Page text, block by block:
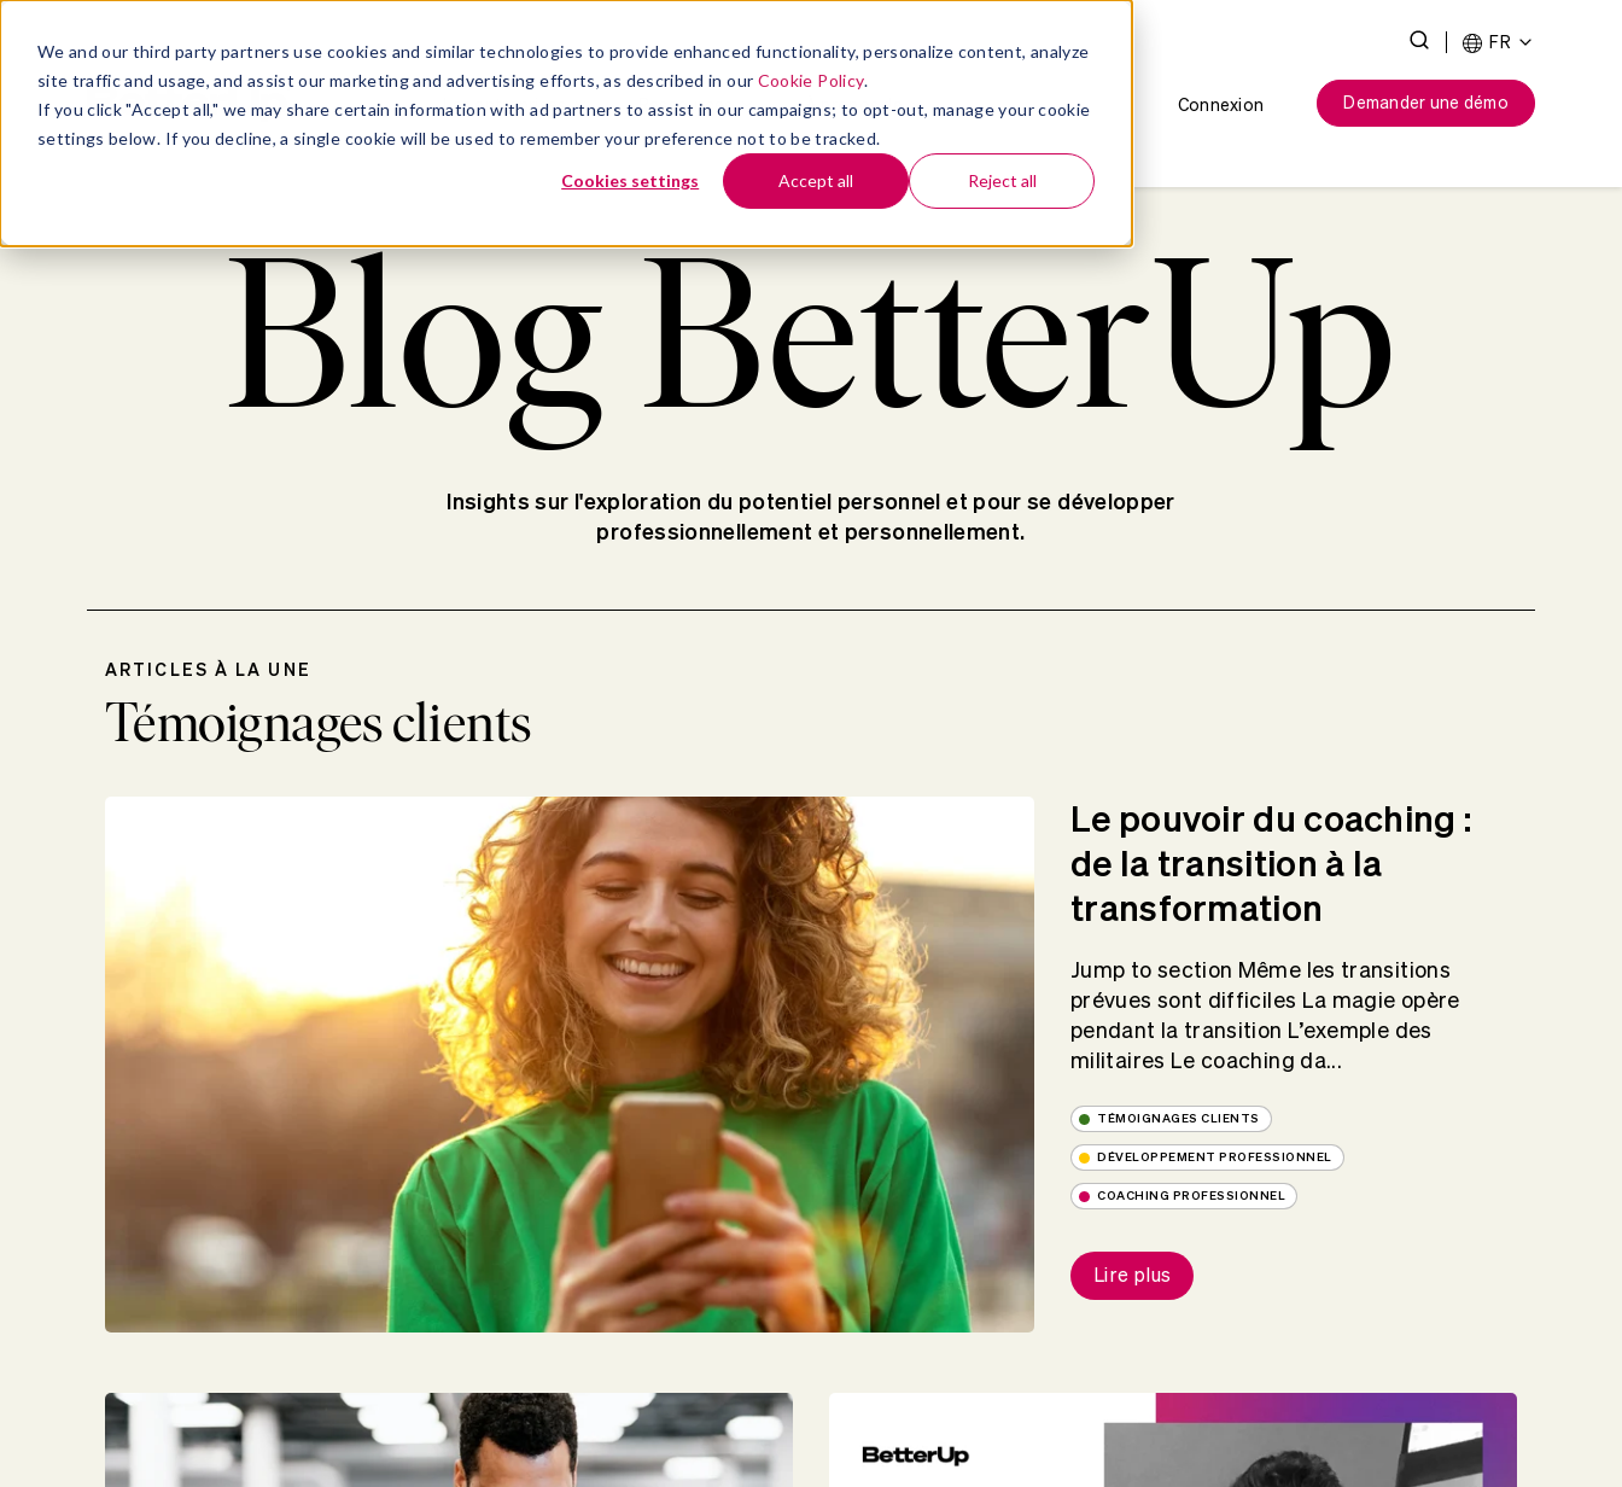
We and our third party partners use cookies and similar technologies to provide enhanced functionality, personalize content, analyze
site traffic and usage, and assist our marketing and advertising efforts, as described in our Cookie Policy.
If you click "Accept all," we may share certain information with ad partners to assist in our campaigns; to opt-out, manage your cookie
settings below. If you decline, a single cookie will be used to remember your preference not to be tracked.
Cookies settings Accept all Reject all
Toggle
FR
Les entreprises Ressources À propos de Connexion Demander une démo
Blog BetterUp
Insights sur l'exploration du potentiel personnel et pour se développer
professionnellement et personnellement.
ARTICLES À LA UNE
Témoignages clients
Le pouvoir du coaching :
de la transition à la
transformation
Jump to section Même les transitions
prévues sont difficiles La magie opère
pendant la transition L’exemple des
militaires Le coaching da...
TÉMOIGNAGES CLIENTS
DÉVELOPPEMENT PROFESSIONNEL
COACHING PROFESSIONNEL
Lire plus